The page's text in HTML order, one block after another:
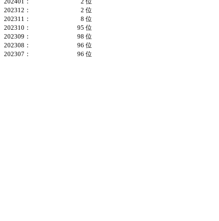
202312：
2 位
202311：
8 位
202310：
95 位
202309：
98 位
202308：
96 位
202307：
96 位